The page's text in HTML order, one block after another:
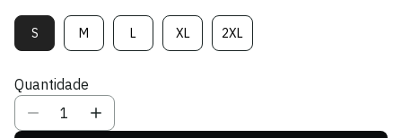
SVariante
Esgotada
Indisponível
MVariante
Esgotada
Indisponível
LVariante
Esgotada
XLVariante
Esgotada
2XLVariante
Esgotada
Quantidade